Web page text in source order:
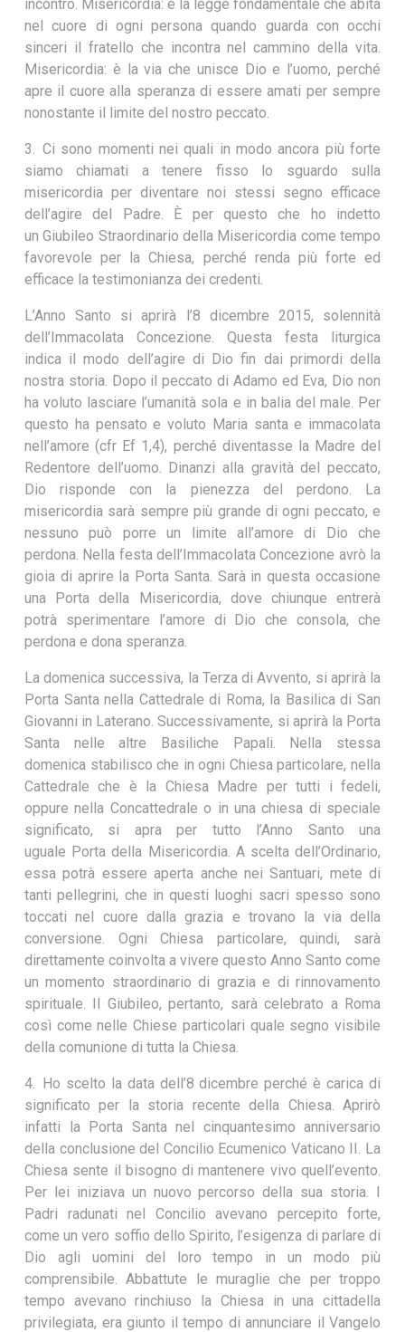
incontro. Misericordia: è la legge fondamentale che abita
nel cuore di ogni persona quando guarda con occhi
sinceri il fratello che incontra nel cammino della vita.
Misericordia: è la via che unisce Dio e l’uomo, perché
apre il cuore alla speranza di essere amati per sempre
nonostante il limite del nostro peccato.
3. Ci sono momenti nei quali in modo ancora più forte
siamo chiamati a tenere fisso lo sguardo sulla
misericordia per diventare noi stessi segno efficace
dell’agire del Padre. È per questo che ho indetto
un Giubileo Straordinario della Misericordia come tempo
favorevole per la Chiesa, perché renda più forte ed
efficace la testimonianza dei credenti.
L’Anno Santo si aprirà l’8 dicembre 2015, solennità
dell’Immacolata Concezione. Questa festa liturgica
indica il modo dell’agire di Dio fin dai primordi della
nostra storia. Dopo il peccato di Adamo ed Eva, Dio non
ha voluto lasciare l’umanità sola e in balia del male. Per
questo ha pensato e voluto Maria santa e immacolata
nell’amore (cfr Ef 1,4), perché diventasse la Madre del
Redentore dell’uomo. Dinanzi alla gravità del peccato,
Dio risponde con la pienezza del perdono. La
misericordia sarà sempre più grande di ogni peccato, e
nessuno può porre un limite all’amore di Dio che
perdona. Nella festa dell’Immacolata Concezione avrò la
gioia di aprire la Porta Santa. Sarà in questa occasione
una Porta della Misericordia, dove chiunque entrerà
potrà sperimentare l’amore di Dio che consola, che
perdona e dona speranza.
La domenica successiva, la Terza di Avvento, si aprirà la
Porta Santa nella Cattedrale di Roma, la Basilica di San
Giovanni in Laterano. Successivamente, si aprirà la Porta
Santa nelle altre Basiliche Papali. Nella stessa
domenica stabilisco che in ogni Chiesa particolare, nella
Cattedrale che è la Chiesa Madre per tutti i fedeli,
oppure nella Concattedrale o in una chiesa di speciale
significato, si apra per tutto l’Anno Santo una
uguale Porta della Misericordia. A scelta dell’Ordinario,
essa potrà essere aperta anche nei Santuari, mete di
tanti pellegrini, che in questi luoghi sacri spesso sono
toccati nel cuore dalla grazia e trovano la via della
conversione. Ogni Chiesa particolare, quindi, sarà
direttamente coinvolta a vivere questo Anno Santo come
un momento straordinario di grazia e di rinnovamento
spirituale. Il Giubileo, pertanto, sarà celebrato a Roma
così come nelle Chiese particolari quale segno visibile
della comunione di tutta la Chiesa.
4. Ho scelto la data dell’8 dicembre perché è carica di
significato per la storia recente della Chiesa. Aprirò
infatti la Porta Santa nel cinquantesimo anniversario
della conclusione del Concilio Ecumenico Vaticano II. La
Chiesa sente il bisogno di mantenere vivo quell’evento.
Per lei iniziava un nuovo percorso della sua storia. I
Padri radunati nel Concilio avevano percepito forte,
come un vero soffio dello Spirito, l’esigenza di parlare di
Dio agli uomini del loro tempo in un modo più
comprensibile. Abbattute le muraglie che per troppo
tempo avevano rinchiuso la Chiesa in una cittadella
privilegiata, era giunto il tempo di annunciare il Vangelo